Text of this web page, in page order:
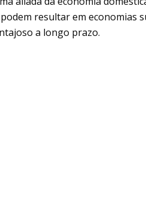
resultar em economias
a longo prazo.